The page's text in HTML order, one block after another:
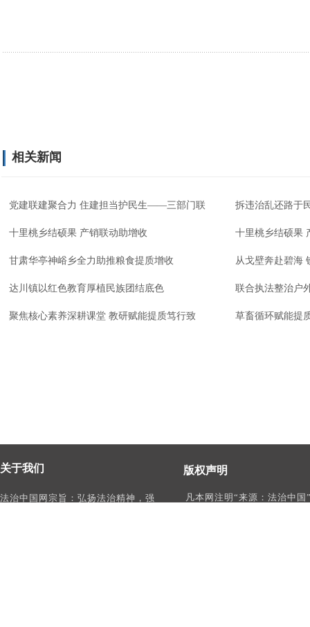
相关新闻
党建联建聚合力 住建担当护民生——三部门联 拆违治乱还路于
十里桃乡结硕果 产销联动助增收 十里桃乡结硕果
甘肃华亭神峪乡全力助推粮食提质增收 从戈壁奔赴碧海
达川镇以红色教育厚植民族团结底色 联合执法整治户
聚焦核心素养深耕课堂 教研赋能提质笃行致 草畜循环赋能提
版权声明
凡本网注明“来源：法治中国
关于我们
法治中国网宗旨：弘扬法治精神，强